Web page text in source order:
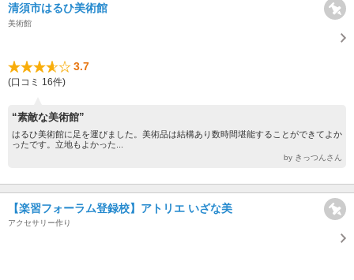
清須市はるひ美術館
美術館
3.7
(口コミ 16件)
“素敵な美術館”
はるひ美術館に足を運びました。美術品は結構あり数時間堪能することができてよか
ったです。立地もよかった...
by きっつんさん
【楽習フォーラム登録校】アトリエ いざな美
アクセサリー作り